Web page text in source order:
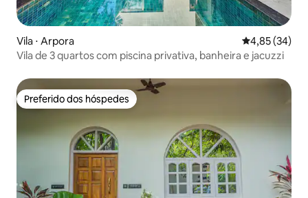
Vila ⋅ Arpora 4,85 de uma
4,85 (34)
Vila de 3 quartos com piscina privativa, banheira e jacuzzi
Preferido dos hóspedes
Preferido dos hóspedes